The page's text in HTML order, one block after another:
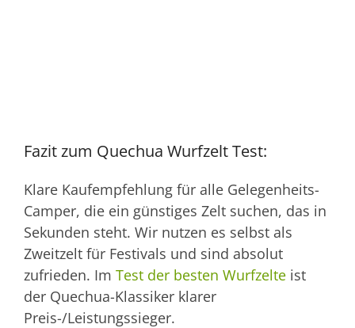
Fazit zum Quechua Wurfzelt Test:
Klare Kaufempfehlung für alle Gelegenheits-
Camper, die ein günstiges Zelt suchen, das in
Sekunden steht. Wir nutzen es selbst als
Zweitzelt für Festivals und sind absolut
zufrieden. Im Test der besten Wurfzelte ist
der Quechua-Klassiker klarer
Preis-/Leistungssieger.